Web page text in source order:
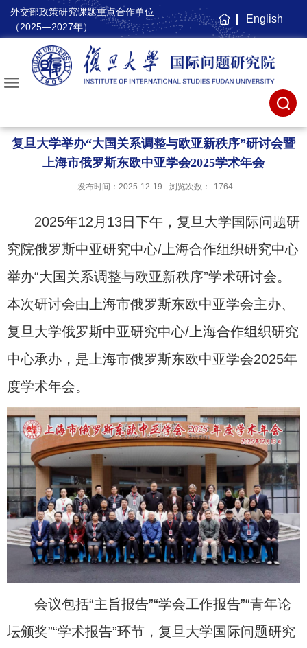
外交部政策研究课题重点合作单位
（2025—2027年）
主
页
English
复旦大学举办“大国关系调整与欧亚新秩序”研讨会暨
上海市俄罗斯东欧中亚学会2025学术年会
发布时间：2025-12-19 浏览次数： 1764
2025年12月13日下午，复旦大学国际问题研
究院俄罗斯中亚研究中心/上海合作组织研究中心
举办“大国关系调整与欧亚新秩序”学术研讨会。
本次研讨会由上海市俄罗斯东欧中亚学会主办、
复旦大学俄罗斯中亚研究中心/上海合作组织研究
中心承办，是上海市俄罗斯东欧中亚学会2025年
度学术年会。
会议包括“主旨报告”“学会工作报告”“青年论
坛颁奖”“学术报告”环节，复旦大学国际问题研究